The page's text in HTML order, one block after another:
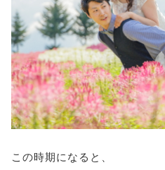
この時期になると、